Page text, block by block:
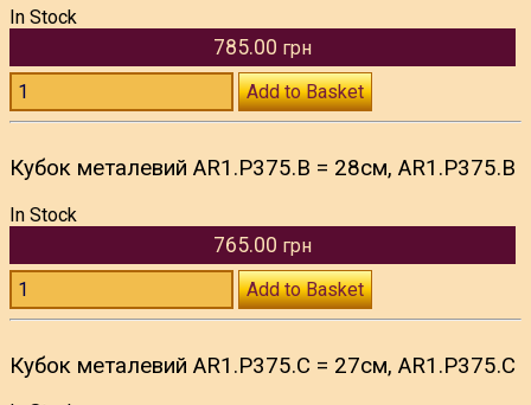
In Stock
785.00 грн
Add to Basket
Кубок металевий AR1.P375.B = 28см, AR1.P375.B
In Stock
765.00 грн
Add to Basket
Кубок металевий AR1.P375.C = 27см, AR1.P375.C